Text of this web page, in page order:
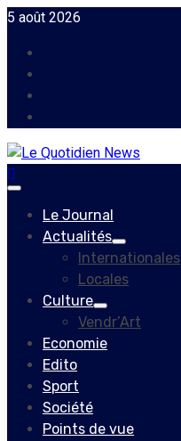
Skip
content
5 août 2026
Primary
Le Journal
Actualités
Internationales
Locales
Culture
Vendr’Art
Economie
Edito
Sport
Société
Points de vue